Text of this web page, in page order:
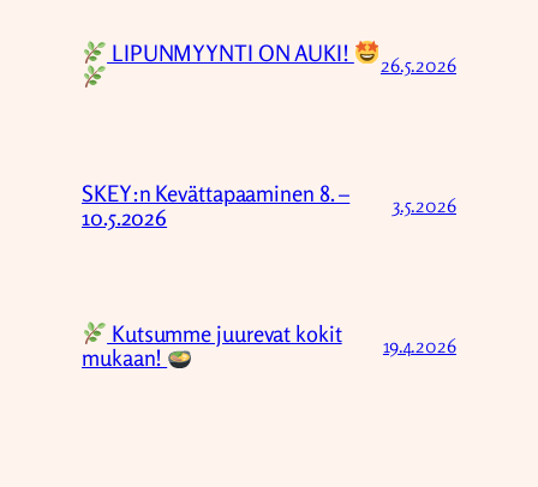
LIPUNMYYNTI ON AUKI! 26.5.2026
SKEY:n Kevättapaaminen 8. –
10.5.2026
3.5.2026
Kutsumme juurevat kokit
mukaan!
19.4.2026